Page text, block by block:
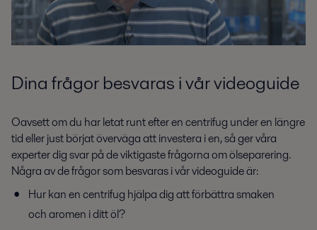
Dina frågor besvaras i vår videoguide
Oavsett om du har letat runt efter en centrifug under en längre
tid eller just börjat överväga att investera i en, så ger våra
experter dig svar på de viktigaste frågorna om ölseparering.
Några av de frågor som besvaras i vår videoguide är:
Hur kan en centrifug hjälpa dig att förbättra smaken
och aromen i ditt öl?